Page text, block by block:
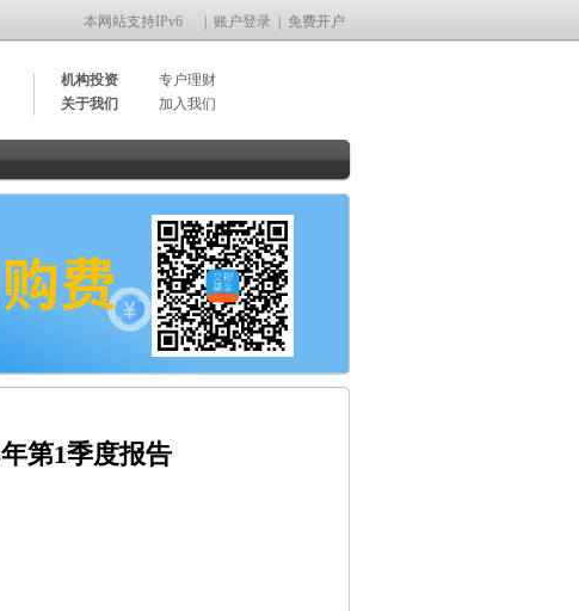
本网站支持IPv6 账户登录 免费开户
机构投资
专户理财
关于我们
加入我们
第1季度报告